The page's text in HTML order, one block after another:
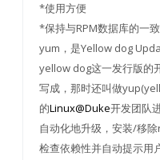
*使用方便
*保持与RPM数据库的一
yum，是Yellow dog
yellow dog这一发行版的
写成，那时还叫做
的Linux@Duke开发团队
自动化地升级，安装/移
检查依赖性并自动提示用